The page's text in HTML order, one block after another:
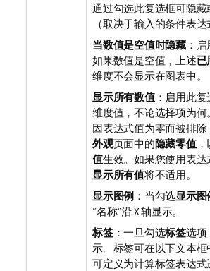
通过勾选此复选框可隐
（取决于输入的条件表达
当数值是空值时隐藏：启
如果数值是空值，上述已
维度不会显示在图表中。
显示所有数值：启用此复
维度值，不论选择项为
因表达式值为零而被排
外观页面中的隐藏零值，
值生效。如果您使用表
显示所有值将不适用。
显示图例 ：当勾选显示图
“名称”沿 X 轴显示。
标签：一旦勾选标签选项
示。标签可在以下文本
可定义为计算标签表达